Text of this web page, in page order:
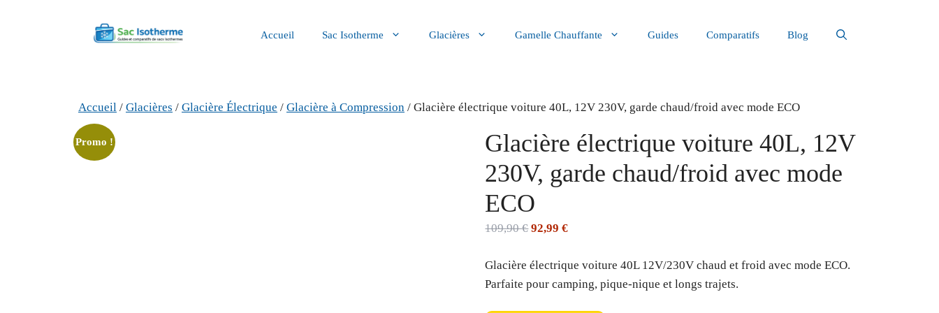
Accueil Sac Isotherme Glacières Gamelle Chauffante Guides Comparatifs Blog
Accueil / Glacières / Glacière Électrique / Glacière à Compression / Glacière électrique voiture 40L, 12V 230V, garde chaud/froid avec mode ECO
Promo !
Glacière électrique voiture 40L, 12V
230V, garde chaud/froid avec mode
ECO
109,90€Le
initial
était :
92,99€Le
actuel
est :
Glacière électrique voiture 40L 12V/230V chaud et froid avec mode ECO.
Parfaite pour camping, pique-nique et longs trajets.